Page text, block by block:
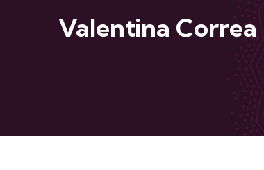
Valentina Correa